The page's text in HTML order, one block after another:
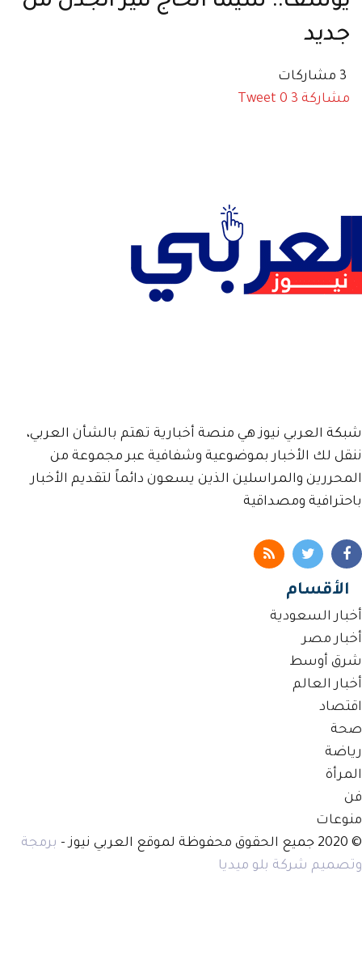
جديد
مشاركة 3
Tweet 0
شبكة العربي نيوز هي منصة أخبارية تهتم بالشأن العربي،
ننقل لك الأخبار بموضوعية وشفافية عبر مجموعة من
المحررين والمراسلين الذين يسعون دائماً لتقديم الأخبار
باحترافية ومصداقية
الأقسام
أخبار السعودية
أخبار مصر
شرق أوسط
أخبار العالم
اقتصاد
صحة
رياضة
المرأة
فن
منوعات
© 2020 جميع الحقوق محفوظة لموقع العربي نيوز -
برمجة
وتصميم شركة بلو ميديا